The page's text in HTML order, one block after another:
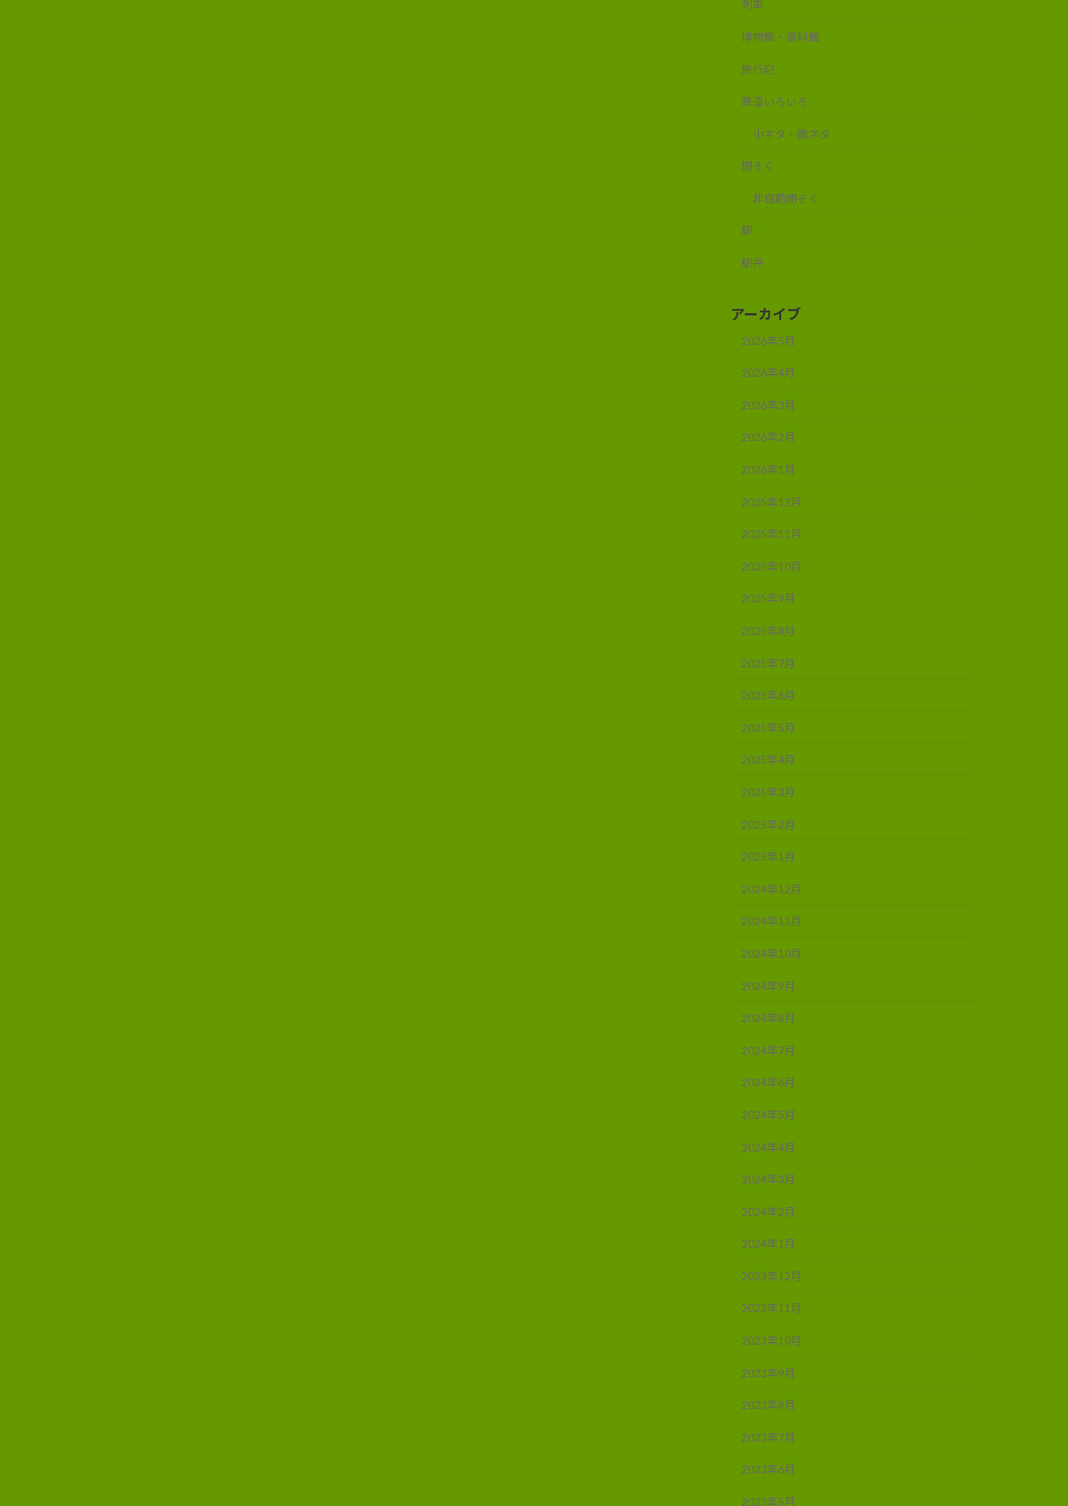
列車
博物館・資料館
旅行記
鉄道いろいろ
小ネタ・微ネタ
閉そく
非自動閉そく
駅
駅弁
アーカイブ
2026年5月
2026年4月
2026年3月
2026年2月
2026年1月
2025年12月
2025年11月
2025年10月
2025年9月
2025年8月
2025年7月
2025年6月
2025年5月
2025年4月
2025年3月
2025年2月
2025年1月
2024年12月
2024年11月
2024年10月
2024年9月
2024年8月
2024年7月
2024年6月
2024年5月
2024年4月
2024年3月
2024年2月
2024年1月
2023年12月
2023年11月
2023年10月
2023年9月
2023年8月
2023年7月
2023年6月
2023年5月